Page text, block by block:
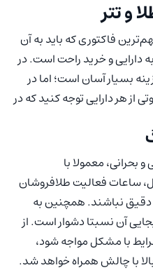
و تتر
فاکتوری که باید به آن
دارایی و خرید راحت است. در
بسیار آسان است؛ اما در
از هر دارایی توجه کنید که در
بحرانی، معمولا با
ساعات فعالیت طلافروشان
نباشند. همچنین به
آن نسبتا دشوار است. از
با مشکل مواجه شود،
با چالش همراه خواهد شد.